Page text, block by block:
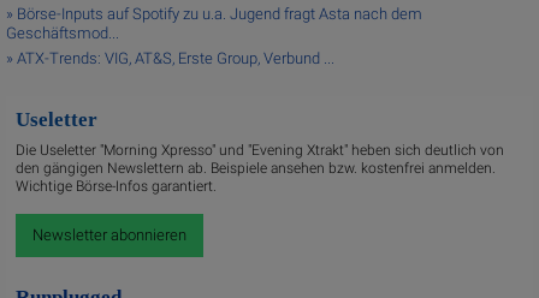
» Börse-Inputs auf Spotify zu u.a. Jugend fragt Asta nach dem
Geschäftsmod...
» ATX-Trends: VIG, AT&S, Erste Group, Verbund ...
Useletter
Die Useletter "Morning Xpresso" und "Evening Xtrakt" heben sich deutlich von
den gängigen Newslettern ab. Beispiele ansehen bzw. kostenfrei anmelden.
Wichtige Börse-Infos garantiert.
Newsletter abonnieren